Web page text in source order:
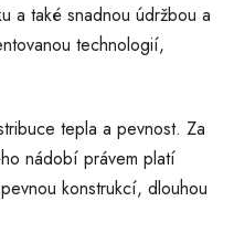
a také snadnou údržbou a
technologií,
tepla a pevnost. Za
nádobí právem platí
konstrukcí, dlouhou